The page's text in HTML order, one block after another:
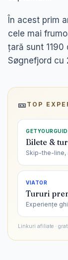
În acest prim
cele mai
țară sunt 1190
Søgnefjord cu
🎫 TOP
Bilete &
Skip-the-line,
VIATOR
Tururi
Experiențe
Linkuri afiliate ·